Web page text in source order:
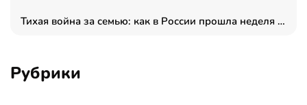
Тихая война за семью: как в России прошла неделя правовой помощи
Рубрики